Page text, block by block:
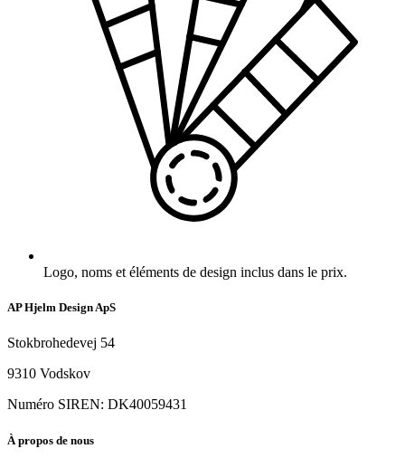
Logo, noms et éléments de design inclus dans le prix.
AP Hjelm Design ApS
Stokbrohedevej 54
9310 Vodskov
Numéro SIREN: DK40059431
À propos de nous